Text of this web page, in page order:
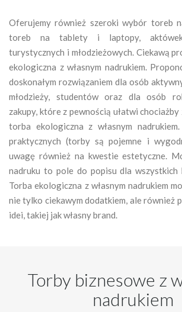
Oferujemy również szeroki wybór toreb
toreb na tablety i laptopy,
turystycznych i młodzieżowych. Ciekawą
ekologiczna z własnym nadrukiem.
doskonałym rozwiązaniem dla osób
młodzieży, studentów oraz dla osób
zakupy, które z pewnością ułatwi chociażby
torba ekologiczna z własnym
praktycznych (torby są pojemne i
uwagę również na kwestie estetyczne.
nadruku to pole do popisu dla wszystkich
Torba ekologiczna z własnym nadrukiem
nie tylko ciekawym dodatkiem, ale również
idei, takiej jak własny brand.
Torby biznesowe z
nadrukiem